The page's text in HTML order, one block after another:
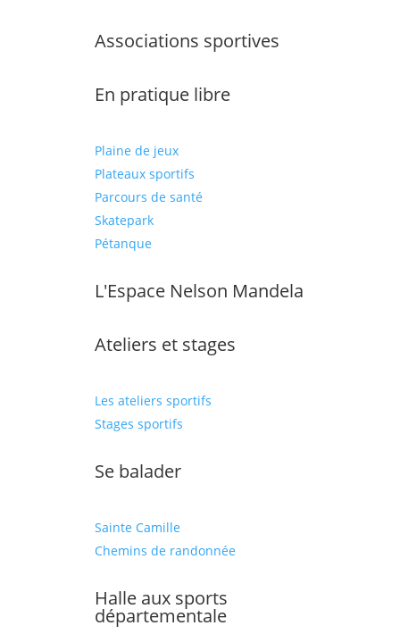
Associations sportives
En pratique libre
Plaine de jeux
Plateaux sportifs
Parcours de santé
Skatepark
Pétanque
L'Espace Nelson Mandela
Ateliers et stages
Les ateliers sportifs
Stages sportifs
Se balader
Sainte Camille
Chemins de randonnée
Halle aux sports
départementale